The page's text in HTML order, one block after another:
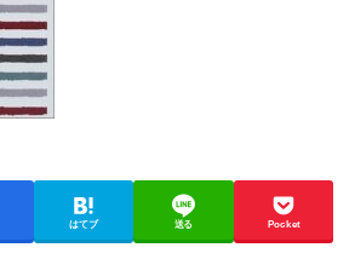
はてブ 送る Pocket